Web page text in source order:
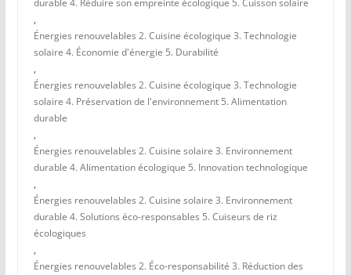
durable 4. Réduire son empreinte écologique 5. Cuisson solaire
,
Énergies renouvelables 2. Cuisine écologique 3. Technologie
solaire 4. Économie d'énergie 5. Durabilité
,
Énergies renouvelables 2. Cuisine écologique 3. Technologie
solaire 4. Préservation de l'environnement 5. Alimentation
durable
,
Énergies renouvelables 2. Cuisine solaire 3. Environnement
durable 4. Alimentation écologique 5. Innovation technologique
,
Énergies renouvelables 2. Cuisine solaire 3. Environnement
durable 4. Solutions éco-responsables 5. Cuiseurs de riz
écologiques
,
Énergies renouvelables 2. Éco-responsabilité 3. Réduction des